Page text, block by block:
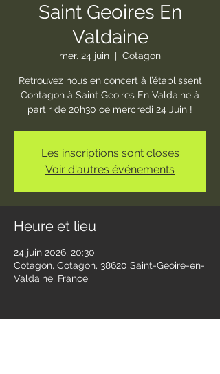
Saint Geoires En
Valdaine
mer. 24 juin
  |
Cotagon
Retrouvez nous en concert à l’établissent
Contagon à Saint Geoires En Valdaine à
partir de 20h30 ce mercredi 24 Juin !
Les inscriptions sont closes
Voir d'autres événements
Heure et lieu
24 juin 2026, 20:30
Cotagon, Cotagon, 38620 Saint-Geoire-en-
Valdaine, France